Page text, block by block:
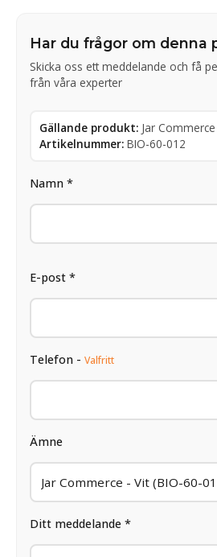
Har du frågor om denna
Skicka oss ett meddelande och få
från våra experter
Gällande produkt: Jar
Artikelnummer: BIO-60-012
Namn *
E-post *
Telefon - Valfritt
Ämne
Ditt meddelande *